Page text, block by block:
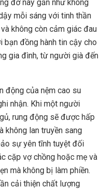
đỡ này gần như không
mỗi sáng với tinh thần
không còn cảm giác đau
đồng hành tin cậy cho
gia đình, từ người già đến
động của nệm cao su
nhận. Khi một người
rung động sẽ được hấp
không lan truyền sang
sự yên tĩnh tuyệt đối
cặp vợ chồng hoặc mẹ và
mà không bị làm phiền.
cải thiện chất lượng